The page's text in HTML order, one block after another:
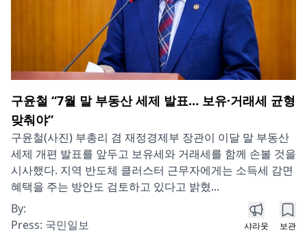
구윤철 “7월 말 부동산 세제 발표… 보유·거래세 균형
맞춰야”
구윤철(사진) 부총리 겸 재정경제부 장관이 이달 말 부동산
세제 개편 발표를 앞두고 보유세와 거래세를 함께 손볼 것을
시사했다. 지역 반도체 클러스터 근무자에게는 소득세 감면
혜택을 주는 방안도 검토하고 있다고 밝혔...
By:
Press: 국민일보 샤라웃 보관